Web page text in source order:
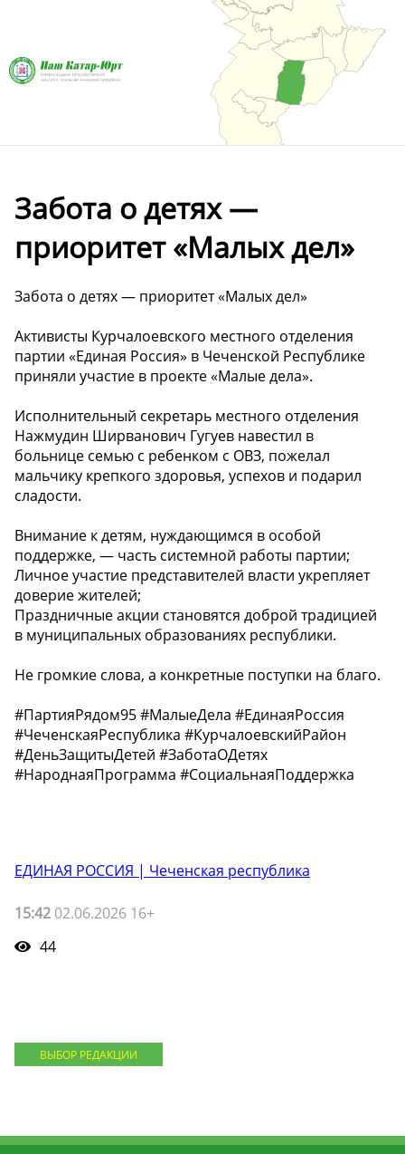
Забота о детях —
приоритет «Малых дел»
Забота о детях — приоритет «Малых дел»
Активисты Курчалоевского местного отделения
партии «Единая Россия» в Чеченской Республике
приняли участие в проекте «Малые дела».
Исполнительный секретарь местного отделения
Нажмудин Ширванович Гугуев навестил в
больнице семью с ребенком с ОВЗ, пожелал
мальчику крепкого здоровья, успехов и подарил
сладости.
Внимание к детям, нуждающимся в особой
поддержке, — часть системной работы партии;
Личное участие представителей власти укрепляет
доверие жителей;
Праздничные акции становятся доброй традицией
в муниципальных образованиях республики.
Не громкие слова, а конкретные поступки на благо.
#ПартияРядом95 #МалыеДела #ЕдинаяРоссия
#ЧеченскаяРеспублика #КурчалоевскийРайон
#ДеньЗащитыДетей #ЗаботаОДетях
#НароднаяПрограмма #СоциальнаяПоддержка
ЕДИНАЯ РОССИЯ | Чеченская республика
15:42 02.06.2026 16+
44
ВЫБОР РЕДАКЦИИ